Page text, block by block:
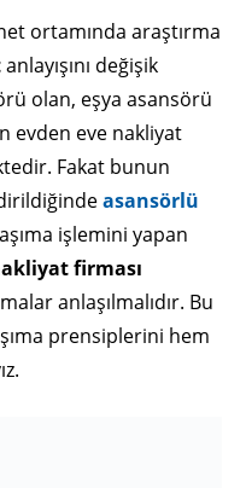
ortamında araştırma
anlayışını değişik
olan, eşya asansörü
evden eve nakliyat
Fakat bunun
asansörlü
işlemini yapan
firması
anlaşılmalıdır. Bu
prensiplerini hem